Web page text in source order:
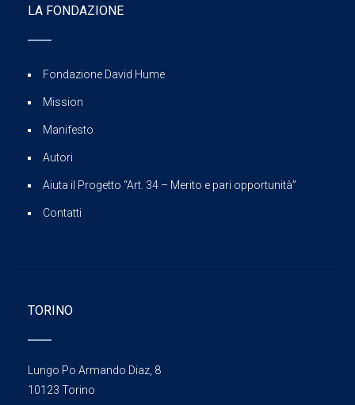
LA FONDAZIONE
Fondazione David Hume
Mission
Manifesto
Autori
Aiuta il Progetto “Art. 34 – Merito e pari opportunità”
Contatti
TORINO
Lungo Po Armando Diaz, 8
10123 Torino